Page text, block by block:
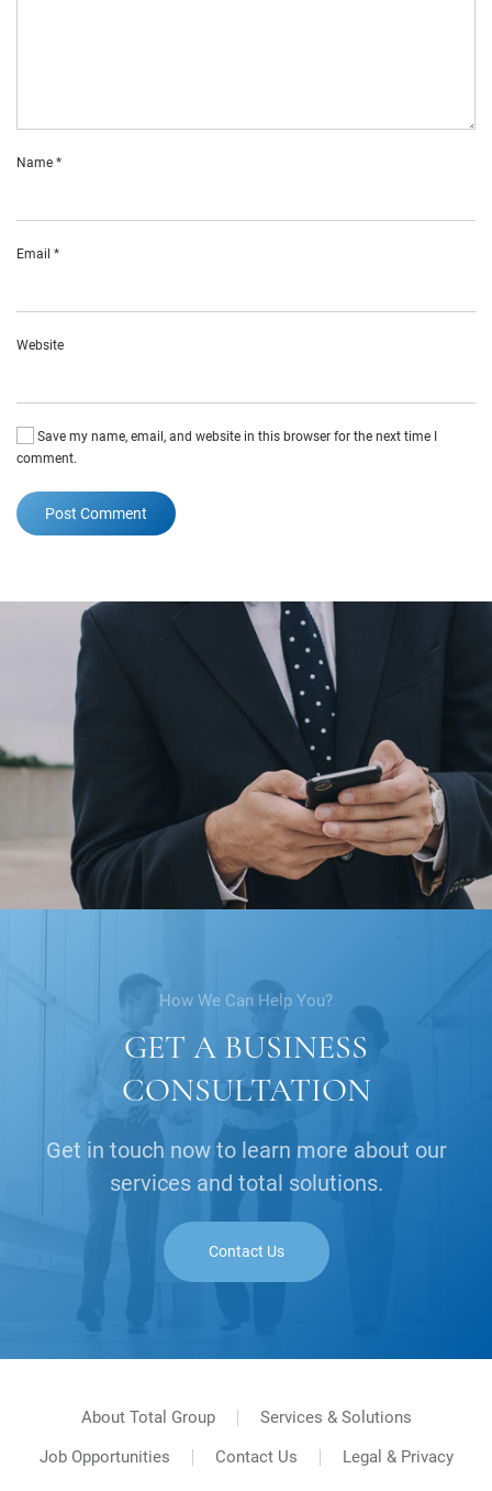
Name *
Email *
Website
Save my name, email, and website in this browser for the next time I
comment.
Post Comment
How We Can Help You?
GET A BUSINESS
CONSULTATION
Get in touch now to learn more about our
services and total solutions.
Contact Us
About Total Group
Services & Solutions
Job Opportunities
Contact Us Legal & Privacy